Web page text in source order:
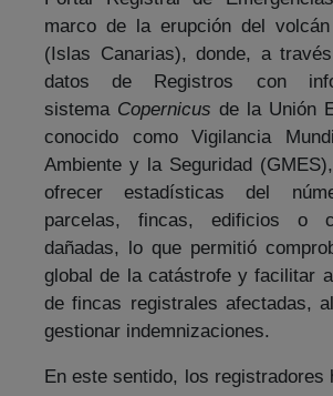
marco de la erupción del
(Islas Canarias), donde, a
datos de Registros con
sistema Copernicus de la Unión
conocido como Vigilancia
Ambiente y la Seguridad
ofrecer estadísticas del
parcelas, fincas, edificios o
dañadas, lo que permitió
global de la catástrofe y facilitar
de fincas registrales afectadas,
gestionar indemnizaciones.
En este sentido, los registradores